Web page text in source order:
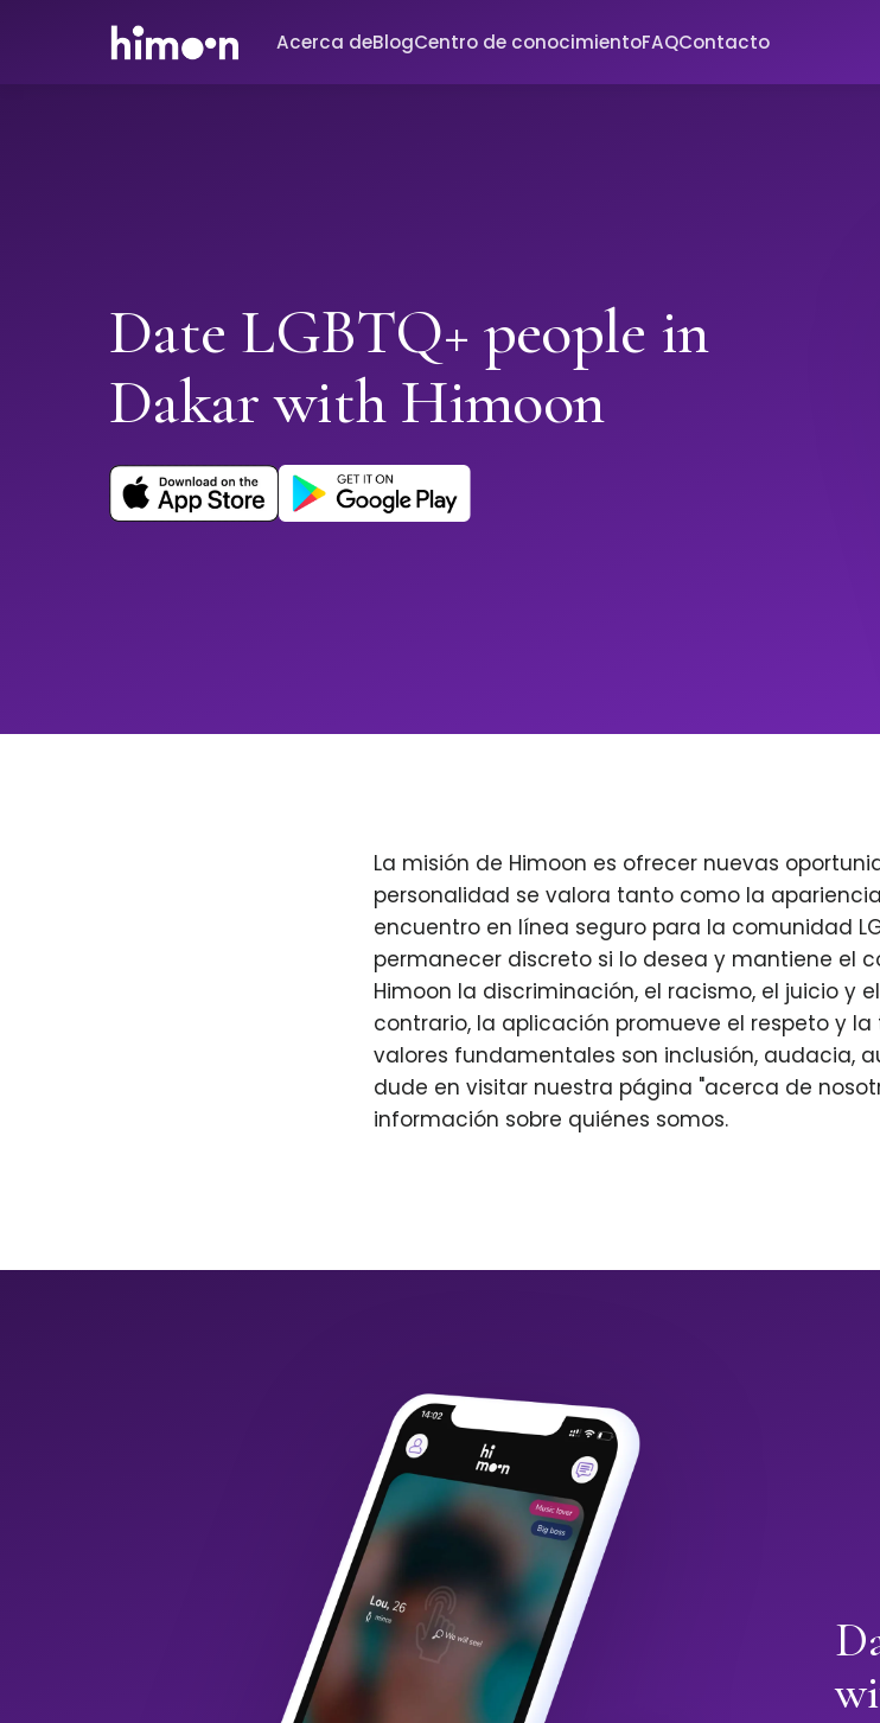
Acerca deBlogCentro de conocimientoFAQContacto
Date LGBTQ+ people in
Dakar with Himoon
La misión de Himoon es ofrecer nuevas
personalidad se valora tanto como la
encuentro en línea seguro para la comunidad
permanecer discreto si lo desea y mantiene el
Himoon la discriminación, el racismo, el juicio y
contrario, la aplicación promueve el respeto y
valores fundamentales son inclusión, audacia,
dude en visitar nuestra página "acerca de
información sobre quiénes somos.